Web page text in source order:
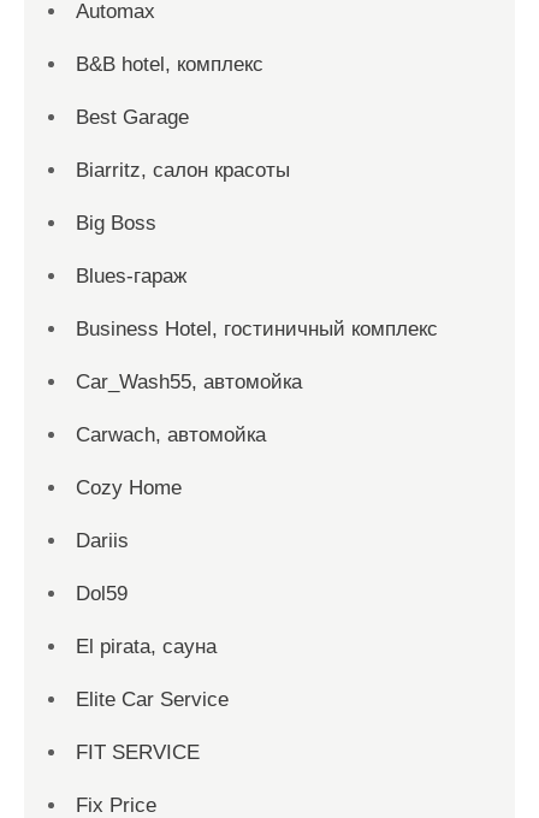
Automax
B&B hotel, комплекс
Best Garage
Biarritz, салон красоты
Big Boss
Blues-гараж
Business Hotel, гостиничный комплекс
Car_Wash55, автомойка
Carwach, автомойка
Cozy Home
Dariis
Dol59
El pirata, сауна
Elite Car Service
FIT SERVICE
Fix Price